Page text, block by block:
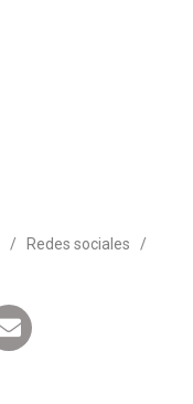
/ Redes sociales
/